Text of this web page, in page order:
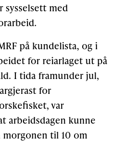
sysselsett med
på kundelista, og i
for reiarlaget ut på
I tida framunder jul,
for
var
arbeidsdagen kunne
morgonen til 10 om